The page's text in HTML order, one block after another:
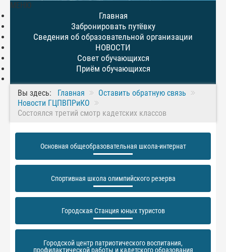
МЕНЮ
Главная
Забронировать путёвку
Сведения об образовательной организации
НОВОСТИ
Совет обучающихся
Приём обучающихся
Вы здесь: Главная
Оставить обратную связь
Новости ГЦПВПРиКО
Состоялся третий смотр кадетских классов
Основная общеобразовательная школа-интернат
Спортивная школа олимпийского резерва
Городская Станция юных туристов
Городской центр патриотического воспитания,
профилактической работы и кадетского образования